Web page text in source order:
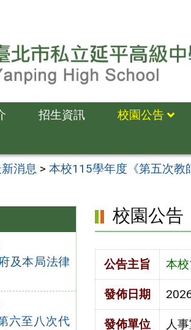
招生資訊 校園公告
消息 >本校115學年度《第五次教
及本局法律
六至八次代
校園公告
公告主旨 本
發佈日期
發佈單位 人